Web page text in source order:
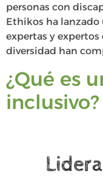
personas con
Ethikos ha
expertas y
diversidad han
¿Qué es
inclusivo?